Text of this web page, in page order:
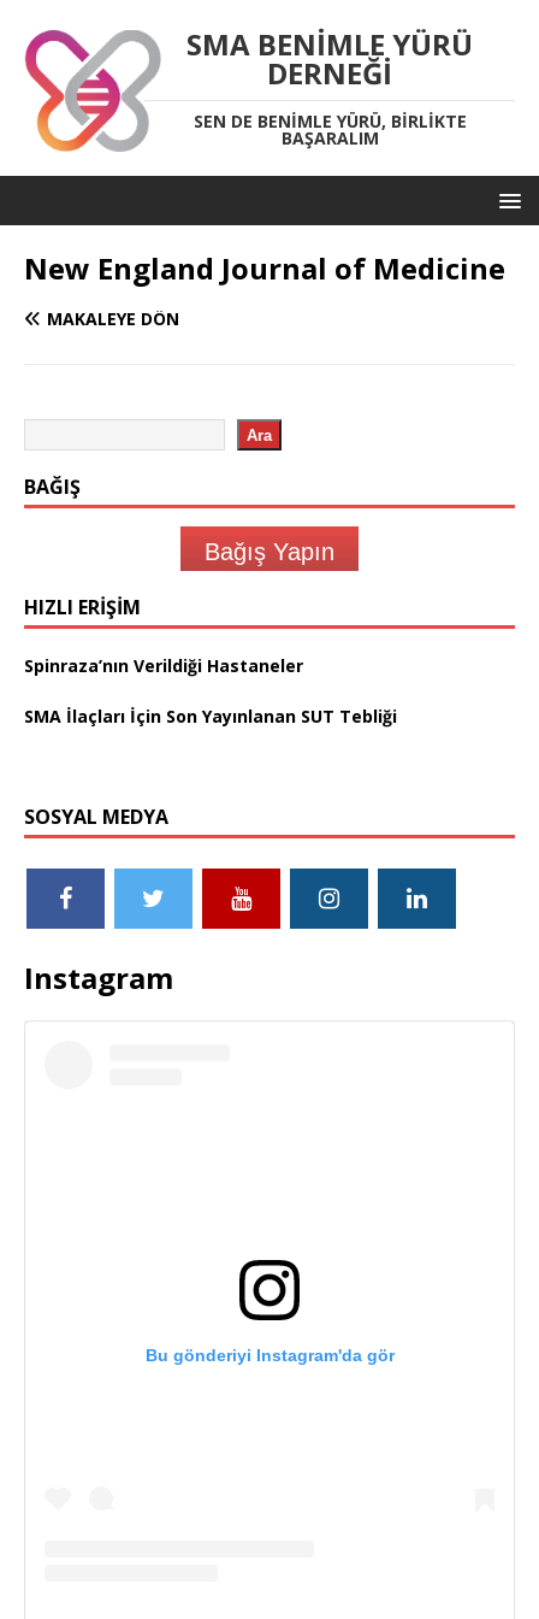
SMA BENIMLE YÜRÜ
DERNEĞI
SEN DE BENIMLE YÜRÜ, BIRLIKTE
BAŞARALIM
New England Journal of Medicine
MAKALEYE DÖN
Ara
BAĞIŞ
Bağış Yapın
HIZLI ERIŞIM
Spinraza’nın Verildiği Hastaneler
SMA İlaçları İçin Son Yayınlanan SUT Tebliği
SOSYAL MEDYA
Instagram
Bu gönderiyi Instagram'da gör